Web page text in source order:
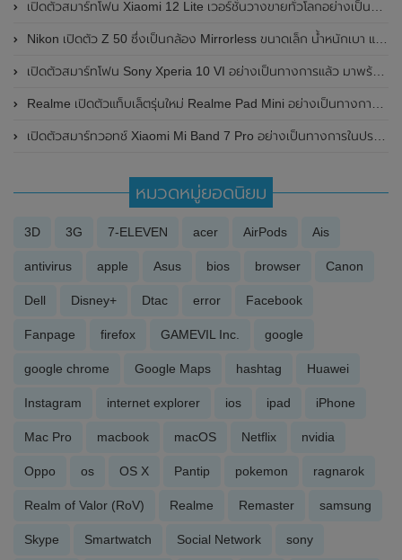
เปิดตัวสมาร์ทโฟน Xiaomi 12 Lite เวอร์ชั่นวางขายทั่วโลกอย่างเป็นทางการแล้ว มาพร้อมกล้อง 108MP , หน้าจอ 120Hz , ดีไซน์ตัวเครื่องสีสันสดใส น้ำหนักเบา
Nikon เปิดตัว Z 50 ซึ่งเป็นกล้อง Mirrorless ขนาดเล็ก น้ำหนักเบา แถมราคาสบายกระเป๋า
เปิดตัวสมาร์ทโฟน Sony Xperia 10 VI อย่างเป็นทางการแล้ว มาพร้อมดีไซน์เรียบง่าย น้ำหนักเบา , หน้าจอแสดงผล 21:9 และชิปเซ็ต Snapdragon 6 Gen 1
Realme เปิดตัวแท็บเล็ตรุ่นใหม่ Realme Pad Mini อย่างเป็นทางการในประเทศฟิลิปปินส์ มาพร้อมหน้าจอขนาด 8.7 นิ้ว
เปิดตัวสมาร์ทวอทช์ Xiaomi Mi Band 7 Pro อย่างเป็นทางการในประเทศจีน มาพร้อมหน้าจอแสดงผล AMOLED ขนาดใหญ่ 1.64 นิ้ว
หมวดหมู่ยอดนิยม
3D 3G 7-ELEVEN acer AirPods Ais
antivirus apple Asus bios browser Canon
Dell Disney+ Dtac error Facebook
Fanpage firefox GAMEVIL Inc. google
google chrome Google Maps hashtag Huawei
Instagram internet explorer ios ipad iPhone
Mac Pro macbook macOS Netflix nvidia
Oppo os OS X Pantip pokemon ragnarok
Realm of Valor (RoV) Realme Remaster samsung
Skype Smartwatch Social Network sony